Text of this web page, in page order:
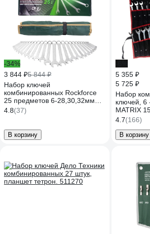
-34%
3 844 ₽5 844 ₽
Набор ключей
комбинированных Rockforce
25 предметов 6-28,30,32мм
RF-5261P Premium(60778)
4.8(37)
В корзину
5 355 ₽
5 725 ₽
Набор
ключей, 6
MATRIX
4.7(166)
В корзину